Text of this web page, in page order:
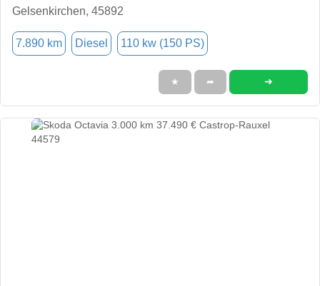
Gelsenkirchen, 45892
7.890 km Diesel 110 kw (150 PS)
★ ➦ ➜